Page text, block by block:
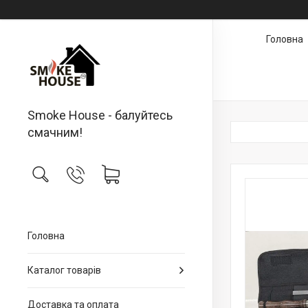
Smoke House - балуйтесь
смачним!
Головна
Каталог товарів
Доставка та оплата
Головна